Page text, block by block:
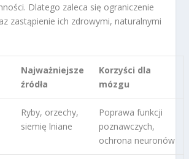
Dlatego zaleca się ograniczenie
zastąpienie ich zdrowymi, naturalnymi
Najważniejsze
źródła
Korzyści dla
mózgu
Ryby, orzechy,
siemię lniane
Poprawa funkcji
poznawczych,
ochrona neuronów